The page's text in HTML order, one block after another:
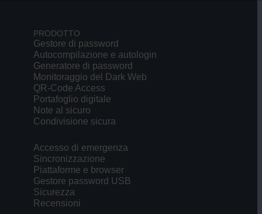
PRODOTTO
Gestore di password
Autocompilazione e autologin
Generatore di password
Monitoraggio del Dark Web
QR-Code Access
Portafoglio digitale
Note al sicuro
Condivisione sicura
Accesso di emergenza
Sincronizzazione
Piattaforme e browser
Gestore password USB
Sicurezza
Recensioni